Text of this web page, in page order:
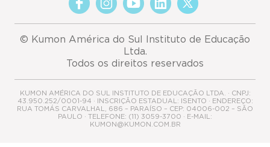
© Kumon América do Sul Instituto de Educação
Ltda.
Todos os direitos reservados
KUMON AMÉRICA DO SUL INSTITUTO DE EDUCAÇÃO LTDA. · CNPJ:
43.950.252/0001-94 · INSCRIÇÃO ESTADUAL: ISENTO · ENDEREÇO:
RUA TOMÁS CARVALHAL, 686 – PARAÍSO – CEP: 04006-002 – SÃO
PAULO · TELEFONE: (11) 3059-3700 · E-MAIL:
KUMON@KUMON.COM.BR